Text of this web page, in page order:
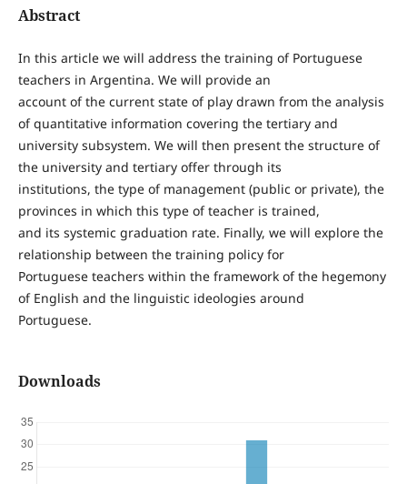
Abstract
In this article we will address the training of Portuguese
teachers in Argentina. We will provide an
account of the current state of play drawn from the analysis
of quantitative information covering the tertiary and
university subsystem. We will then present the structure of
the university and tertiary offer through its
institutions, the type of management (public or private), the
provinces in which this type of teacher is trained,
and its systemic graduation rate. Finally, we will explore the
relationship between the training policy for
Portuguese teachers within the framework of the hegemony
of English and the linguistic ideologies around
Portuguese.
Downloads